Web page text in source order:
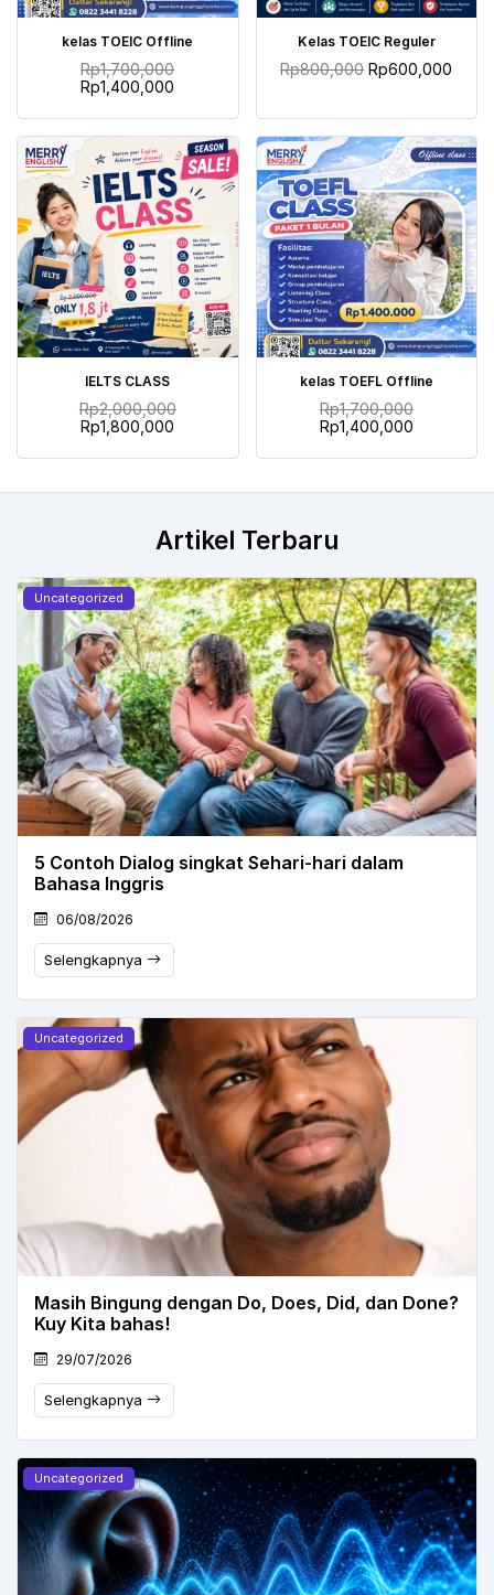
TAMBAH KE KERANJANG
kelas TOEIC Offline
Rp1,700,000
Rp1,400,000
TAMBAH KE KERANJANG
Kelas TOEIC Reguler
Rp800,000 Rp600,000
TAMBAH KE KERANJANG
IELTS CLASS
Rp2,000,000
Rp1,800,000
TAMBAH KE KERANJANG
kelas TOEFL Offline
Rp1,700,000
Rp1,400,000
Artikel Terbaru
Uncategorized
5 Contoh Dialog singkat Sehari-hari dalam
Bahasa Inggris
06/08/2026
Selengkapnya
Uncategorized
Masih Bingung dengan Do, Does, Did, dan Done?
Kuy Kita bahas!
29/07/2026
Selengkapnya
Uncategorized